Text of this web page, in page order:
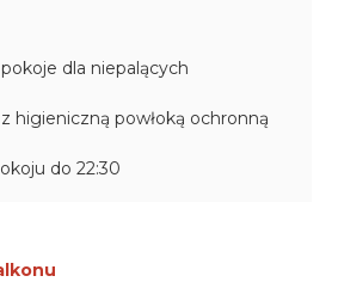
dla niepalących
higieniczną powłoką ochronną
do 22:30